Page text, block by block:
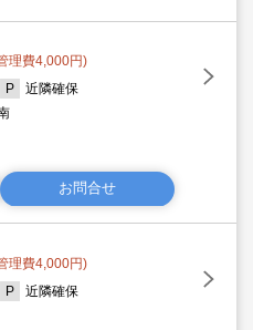
理費4,000円)
近隣確保
お問合せ
理費4,000円)
近隣確保